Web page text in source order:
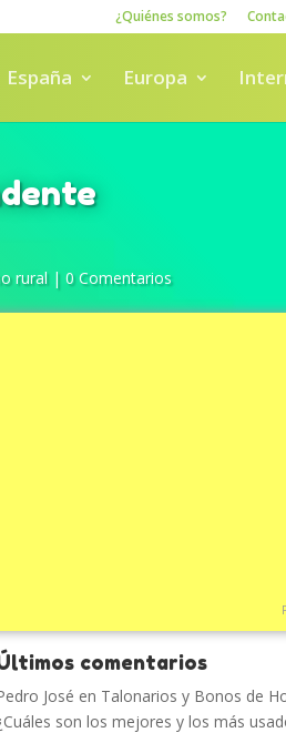
¿Quiénes somos?
España Europa
rural| 0 Comentarios
comentarios
José en Talonarios y Bonos de
son los mejores y los más